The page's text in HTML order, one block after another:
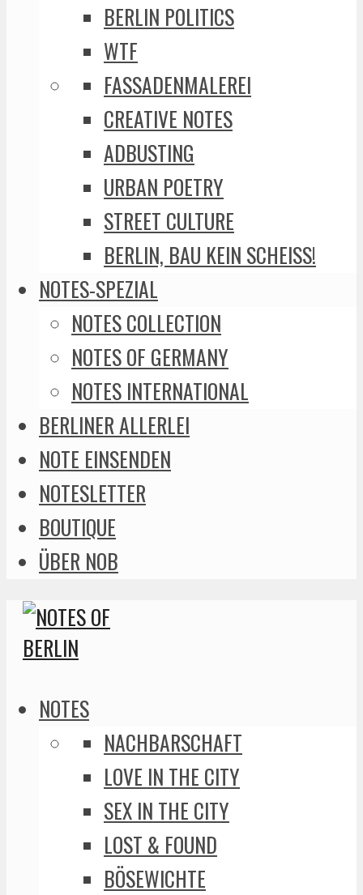
BERLIN POLITICS
WTF
FASSADENMALEREI
CREATIVE NOTES
ADBUSTING
URBAN POETRY
STREET CULTURE
BERLIN, BAU KEIN SCHEISS!
NOTES-SPEZIAL
NOTES COLLECTION
NOTES OF GERMANY
NOTES INTERNATIONAL
BERLINER ALLERLEI
NOTE EINSENDEN
NOTESLETTER
BOUTIQUE
ÜBER NOB
NOTES
NACHBARSCHAFT
LOVE IN THE CITY
SEX IN THE CITY
LOST & FOUND
BÖSEWICHTE